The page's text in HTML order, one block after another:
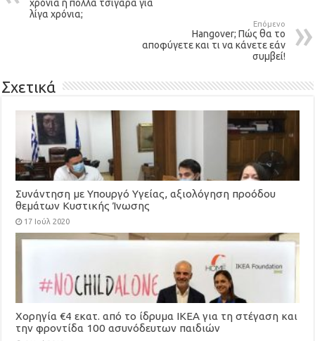
χρόνια ή πολλά τσιγάρα για
λίγα χρόνια;
Επόμενο
Hangover; Πώς θα το
αποφύγετε και τι να κάνετε εάν
συμβεί!
Σχετικά
Συνάντηση με Υπουργό Υγείας, αξιολόγηση προόδου
θεμάτων Κυστικής Ίνωσης
17 Ιούλ 2020
Χορηγία €4 εκατ. από το ίδρυμα ΙΚΕΑ για τη στέγαση και
την φροντίδα 100 ασυνόδευτων παιδιών